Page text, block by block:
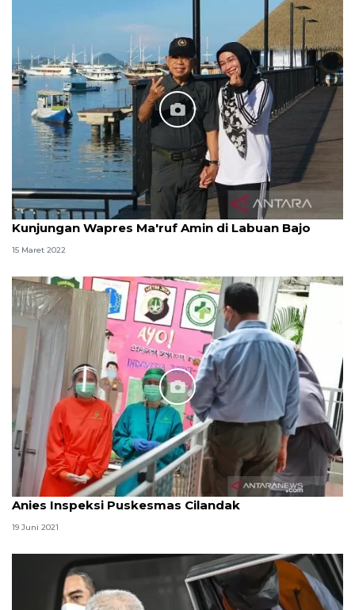
Kunjungan Wapres Ma'ruf Amin di Labuan Bajo
15 Maret 2022
Anies Inspeksi Puskesmas Cilandak
19 Juni 2021